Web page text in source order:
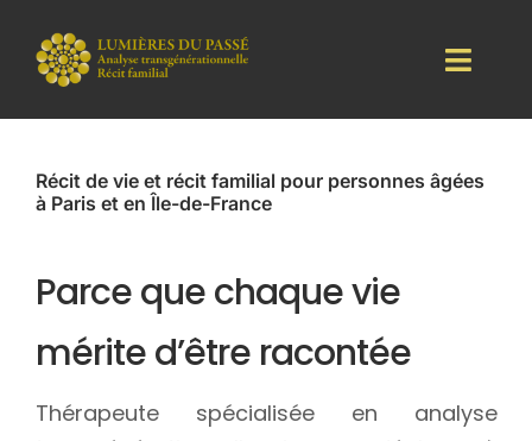
content
Calendrier
Blog
Récit de vie et récit familial pour personnes âgées
à Paris et en Île-de-France
Parce que chaque vie
mérite d’être racontée
Thérapeute spécialisée en analyse